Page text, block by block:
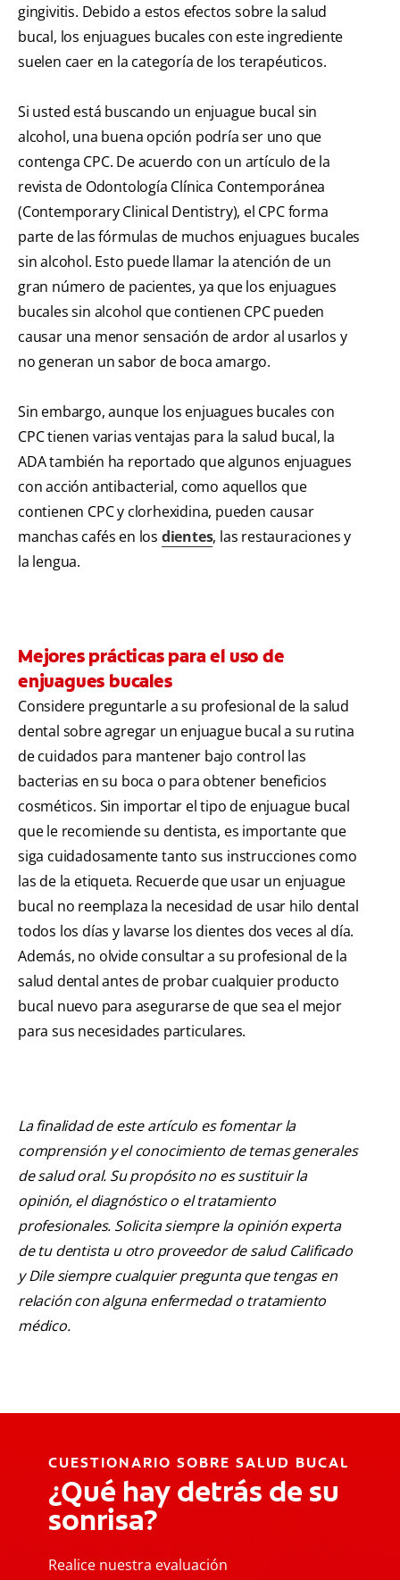
gingivitis. Debido a estos efectos sobre la salud
bucal, los enjuagues bucales con este ingrediente
suelen caer en la categoría de los terapéuticos.
Si usted está buscando un enjuague bucal sin
alcohol, una buena opción podría ser uno que
contenga CPC. De acuerdo con un artículo de la
revista de Odontología Clínica Contemporánea
(Contemporary Clinical Dentistry), el CPC forma
parte de las fórmulas de muchos enjuagues bucales
sin alcohol. Esto puede llamar la atención de un
gran número de pacientes, ya que los enjuagues
bucales sin alcohol que contienen CPC pueden
causar una menor sensación de ardor al usarlos y
no generan un sabor de boca amargo.
Sin embargo, aunque los enjuagues bucales con
CPC tienen varias ventajas para la salud bucal, la
ADA también ha reportado que algunos enjuagues
con acción antibacterial, como aquellos que
contienen CPC y clorhexidina, pueden causar
manchas cafés en los dientes, las restauraciones y
la lengua.
Mejores prácticas para el uso de
enjuagues bucales
Considere preguntarle a su profesional de la salud
dental sobre agregar un enjuague bucal a su rutina
de cuidados para mantener bajo control las
bacterias en su boca o para obtener beneficios
cosméticos. Sin importar el tipo de enjuague bucal
que le recomiende su dentista, es importante que
siga cuidadosamente tanto sus instrucciones como
las de la etiqueta. Recuerde que usar un enjuague
bucal no reemplaza la necesidad de usar hilo dental
todos los días y lavarse los dientes dos veces al día.
Además, no olvide consultar a su profesional de la
salud dental antes de probar cualquier producto
bucal nuevo para asegurarse de que sea el mejor
para sus necesidades particulares.
La finalidad de este artículo es fomentar la
comprensión y el conocimiento de temas generales
de salud oral. Su propósito no es sustituir la
opinión, el diagnóstico o el tratamiento
profesionales. Solicita siempre la opinión experta
de tu dentista u otro proveedor de salud Calificado
y Dile siempre cualquier pregunta que tengas en
relación con alguna enfermedad o tratamiento
médico.
CUESTIONARIO SOBRE SALUD BUCAL
¿Qué hay detrás de su
sonrisa?
Realice nuestra evaluación